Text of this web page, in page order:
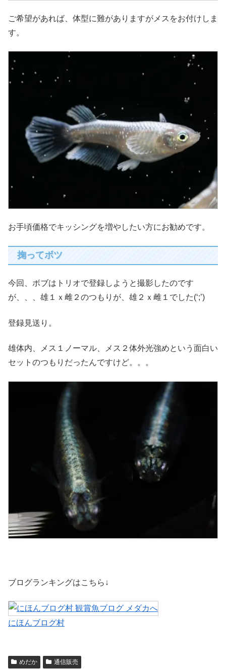
ご希望があれば、体型に難がありますがメスをお付けしま
す。
お手頃価格でキッシングを増やしたい方にお勧めです。
掬ってボツ
今回、ボブはトリオで登録しようと撮影したのです
が、、、雄１ｘ雌２のつもりが、雄２ｘ雌１でした(‘;’)
登録見送り。
雄体内、メス１ノーマル、メス２体外光強めという面白い
セットのつもりだったんですけど。。。
ブログランキングはこちら↓
にほんブログ村
めだか 通信販売